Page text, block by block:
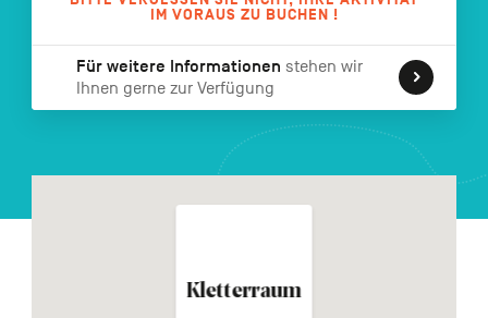
FR NL EN
IM VORAUS ZU BUCHEN !
Für weitere Informationen stehen wir
Ihnen gerne zur Verfügung
Kletterraum